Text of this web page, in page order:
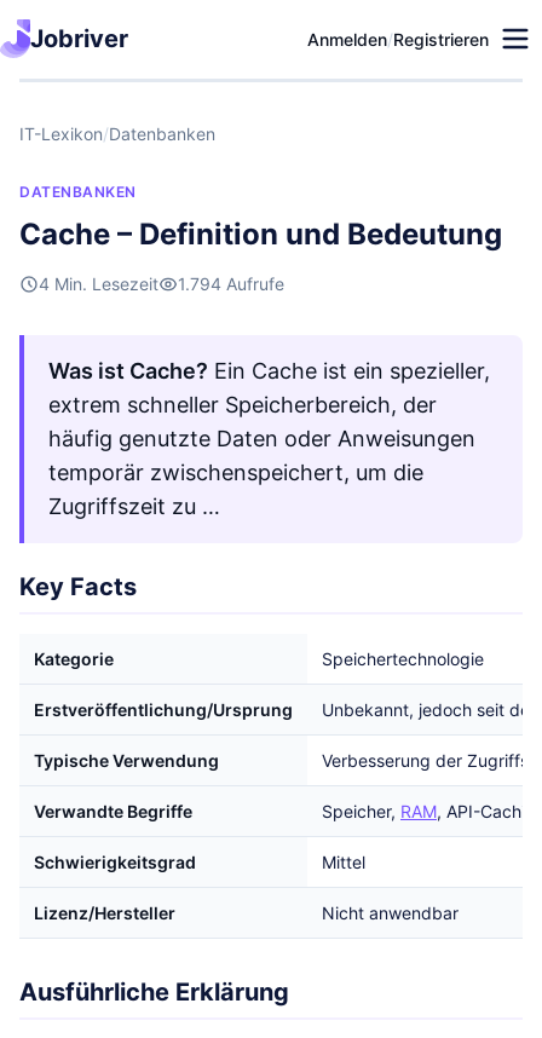
Jobriver Anmelden/Registrieren
IT-Lexikon/Datenbanken
DATENBANKEN
Cache – Definition und Bedeutung
4 Min. Lesezeit 1.794 Aufrufe
Was ist Cache? Ein Cache ist ein spezieller,
extrem schneller Speicherbereich, der
häufig genutzte Daten oder Anweisungen
temporär zwischenspeichert, um die
Zugriffszeit zu …
Key Facts
Kategorie Speichertechnologie
Erstveröffentlichung/Ursprung Unbekannt, jedoch seit
Typische Verwendung Verbesserung der
Verwandte Begriffe Speicher, RAM, API-
Schwierigkeitsgrad Mittel
Lizenz/Hersteller Nicht anwendbar
Ausführliche Erklärung